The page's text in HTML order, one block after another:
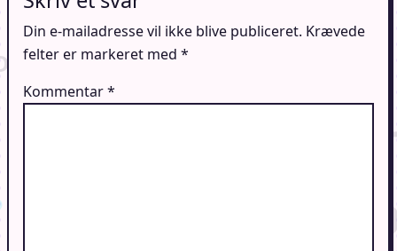
Din e-mailadresse vil ikke blive publiceret. Krævede
felter er markeret med *
Kommentar*